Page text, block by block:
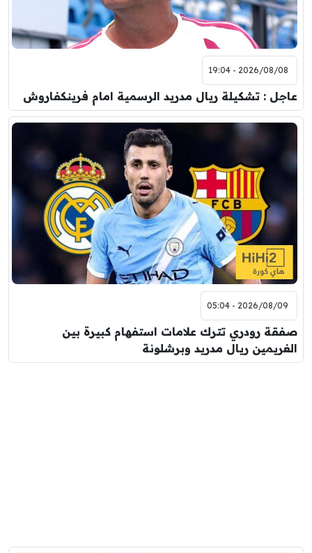
2026/08/08 - 19:04
عاجل : تشكيلة ريال مدريد الرسمية امام فرينكفاروش
2026/08/09 - 05:04
صفقة رودري تترك علامات استفهام كبيرة بين
الغريمين ريال مدريد وبرشلونة